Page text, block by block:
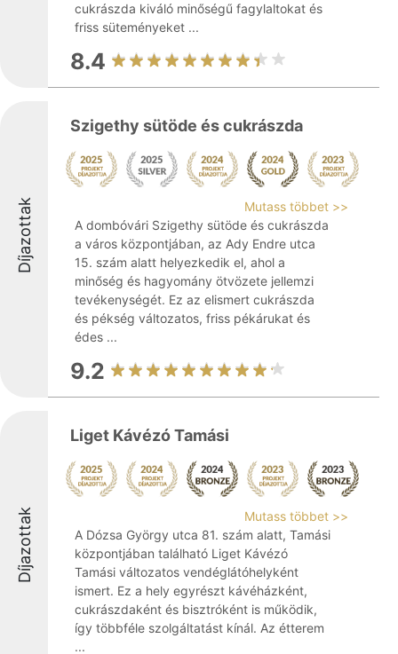
cukrászda kiváló minőségű fagylaltokat és
friss süteményeket ...
8.4
Díjazottak
Szigethy sütöde és cukrászda
Mutass többet >>
A dombóvári Szigethy sütöde és cukrászda
a város központjában, az Ady Endre utca
15. szám alatt helyezkedik el, ahol a
minőség és hagyomány ötvözete jellemzi
tevékenységét. Ez az elismert cukrászda
és pékség változatos, friss pékárukat és
édes ...
9.2
Díjazottak
Liget Kávézó Tamási
Mutass többet >>
A Dózsa György utca 81. szám alatt, Tamási
központjában található Liget Kávézó
Tamási változatos vendéglátóhelyként
ismert. Ez a hely egyrészt kávéházként,
cukrászdaként és bisztróként is működik,
így többféle szolgáltatást kínál. Az étterem
...